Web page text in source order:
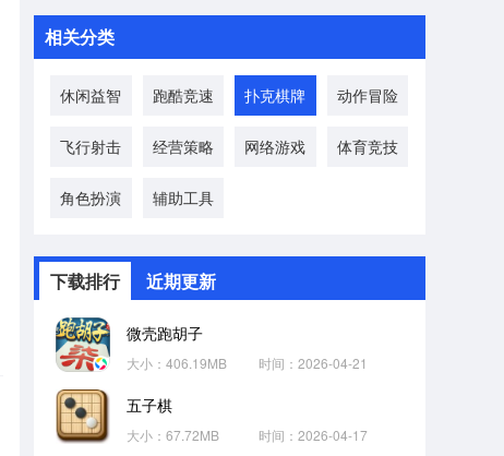
相关分类
休闲益智 跑酷竞速 扑克棋牌 动作冒险
飞行射击 经营策略 网络游戏 体育竞技
角色扮演 辅助工具
下载排行 近期更新
微壳跑胡子
大小：406.19MB 时间：2026-04-21
五子棋
大小：67.72MB 时间：2026-04-17